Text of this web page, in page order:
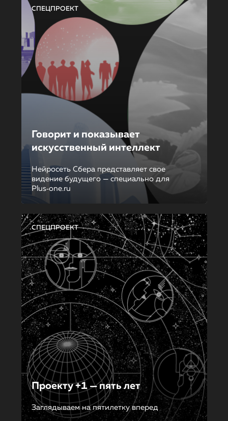
СПЕЦПРОЕКТ
Говорит и показывает
искусственный интеллект
Нейросеть Сбера представляет свое
видение будущего — специально для
Plus‑one.ru
СПЕЦПРОЕКТ
Проекту +1 — пять лет
Заглядываем на пятилетку вперед